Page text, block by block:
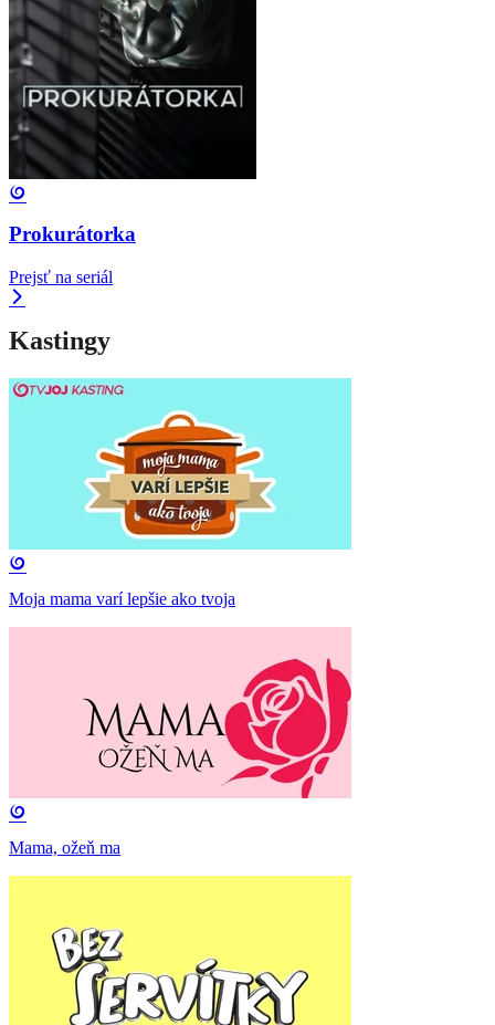
Prokurátorka
Prejsť na seriál
Kastingy
Moja mama varí lepšie ako tvoja
Mama, ožeň ma